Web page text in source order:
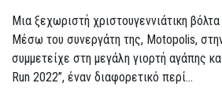
Μια ξεχωριστή χριστουγεννιάτικη
Μέσω του συνεργάτη της, Motopolis,
συμμετείχε στη μεγάλη γιορτή αγάπης
Run 2022”, έναν διαφορετικό περί...